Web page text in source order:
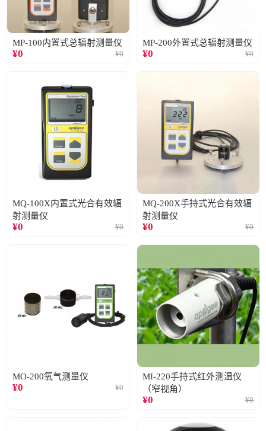
MP-100内置式总辐射测量仪
¥0 ¥0
MP-200外置式总辐射测量仪
¥0 ¥0
MQ-100X内置式光合有效辐
射测量仪
¥0 ¥0
MQ-200X手持式光合有效辐
射测量仪
¥0 ¥0
MO-200氧气测量仪
¥0 ¥0
MI-220手持式红外测温仪
（窄视角）
¥0 ¥0